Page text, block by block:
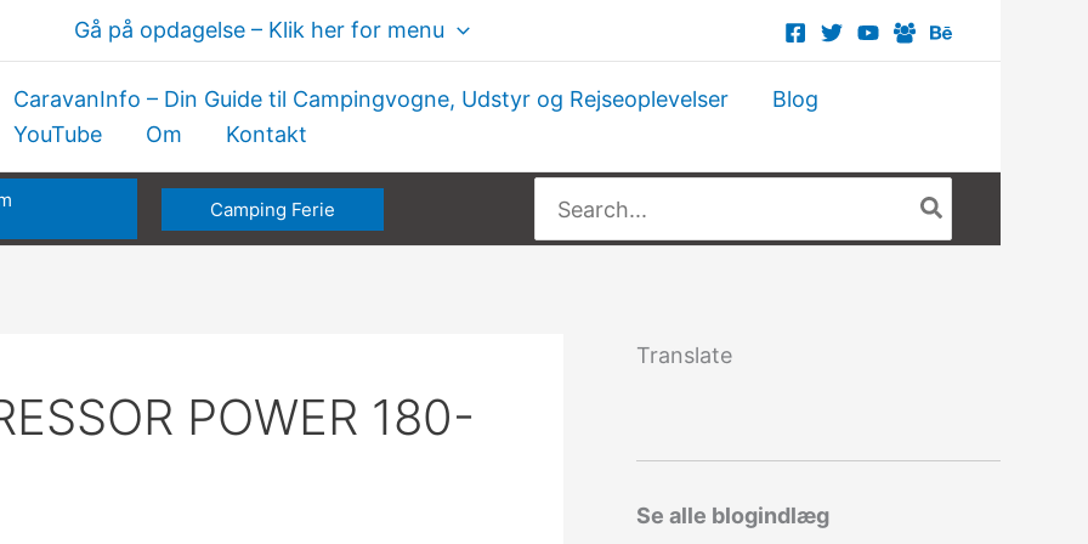
Gå på opdagelse – Klik her for menu
CaravanInfo – Din Guide til Campingvogne, Udstyr og Rejseoplevelser
Blog
YouTube
Om Kontakt
Camping Ferie
efter:
POWER 180-
Translate
Se alle blogindlæg